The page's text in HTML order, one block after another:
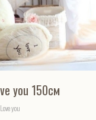
you 150см
you